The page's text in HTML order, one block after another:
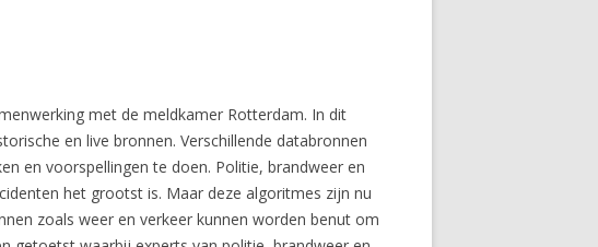
met de meldkamer Rotterdam. In dit
en live bronnen. Verschillende databronnen
en voorspellingen te doen. Politie, brandweer en
het grootst is. Maar deze algoritmes zijn nu
zoals weer en verkeer kunnen worden benut om